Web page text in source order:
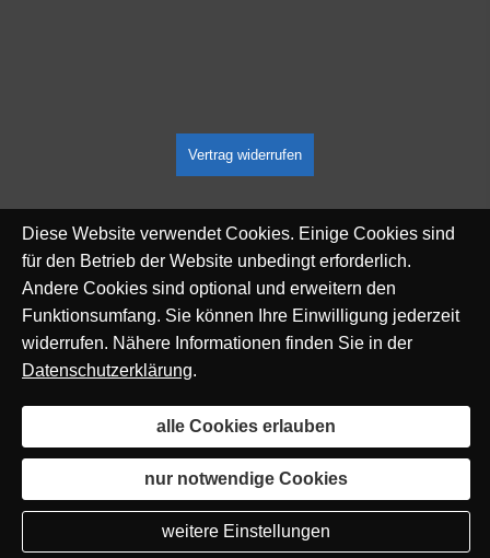
Vertrag widerrufen
Diese Website verwendet Cookies. Einige Cookies sind
für den Betrieb der Website unbedingt erforderlich.
Andere Cookies sind optional und erweitern den
Funktionsumfang. Sie können Ihre Einwilligung jederzeit
widerrufen. Nähere Informationen finden Sie in der
Datenschutzerklärung.
alle Cookies erlauben
nur notwendige Cookies
weitere Einstellungen